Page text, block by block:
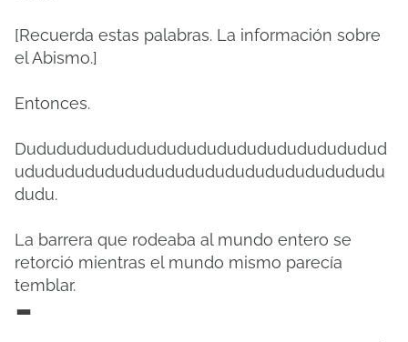
[Recuerda estas palabras. La información sobre
el Abismo.]
Entonces.
Dudududududududududududududududududud
ududududududududududududududududududu
dudu.
La barrera que rodeaba al mundo entero se
retorció mientras el mundo mismo parecía
temblar.
-